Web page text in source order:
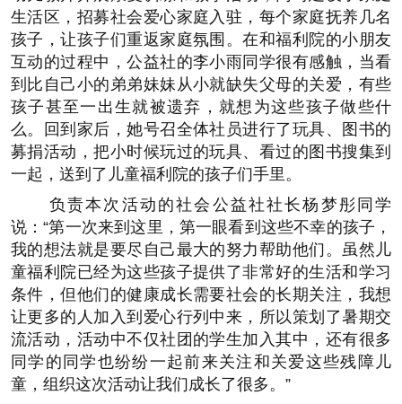
生活区，招募社会爱心家庭入驻，每个家庭抚养几名
孩子，让孩子们重返家庭氛围。在和福利院的小朋友
互动的过程中，公益社的李小雨同学很有感触，当看
到比自己小的弟弟妹妹从小就缺失父母的关爱，有些
孩子甚至一出生就被遗弃，就想为这些孩子做些什
么。回到家后，她号召全体社员进行了玩具、图书的
募捐活动，把小时候玩过的玩具、看过的图书搜集到
一起，送到了儿童福利院的孩子们手里。
负责本次活动的社会公益社社长杨梦彤同学
说：“第一次来到这里，第一眼看到这些不幸的孩子，
我的想法就是要尽自己最大的努力帮助他们。虽然儿
童福利院已经为这些孩子提供了非常好的生活和学习
条件，但他们的健康成长需要社会的长期关注，我想
让更多的人加入到爱心行列中来，所以策划了暑期交
流活动，活动中不仅社团的学生加入其中，还有很多
同学的同学也纷纷一起前来关注和关爱这些残障儿
童，组织这次活动让我们成长了很多。”